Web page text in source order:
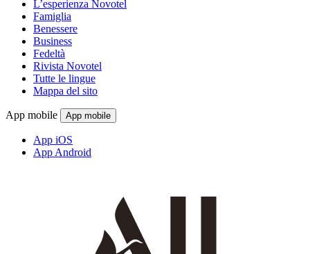
L’esperienza Novotel
Famiglia
Benessere
Business
Fedeltà
Rivista Novotel
Tutte le lingue
Mappa del sito
App mobile App mobile
App iOS
App Android